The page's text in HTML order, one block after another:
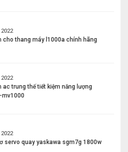
cho thang máy l1000a chính hãng
ac trung thế tiết kiệm năng lượng
servo quay yaskawa sgm7g 1800w